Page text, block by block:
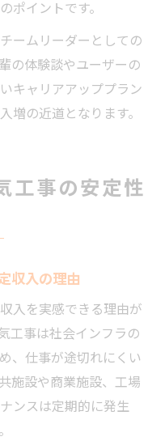
ポイントです。
ームリーダーとしての
の体験談やユーザーの
キャリアアッププラン
増の近道となります。
工事の安定性
収入の理由
入を実感できる理由が
工事は社会インフラの
、仕事が途切れにくい
施設や商業施設、工場
ンスは定期的に発生